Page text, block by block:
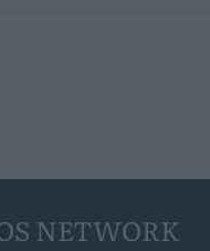
NETWORK